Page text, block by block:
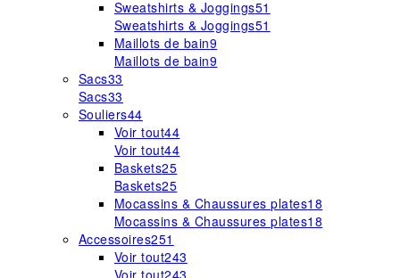
Sweatshirts & Joggings51
Sweatshirts & Joggings51
Maillots de bain9
Maillots de bain9
Sacs33
Sacs33
Souliers44
Voir tout44
Voir tout44
Baskets25
Baskets25
Mocassins & Chaussures plates18
Mocassins & Chaussures plates18
Accessoires251
Voir tout243
Voir tout243